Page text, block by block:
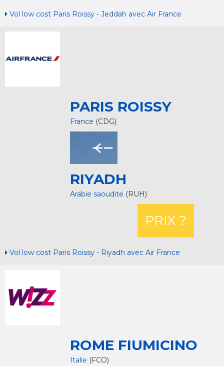
Vol low cost Paris Roissy - Jeddah avec Air France
PARIS ROISSY
France (CDG)
RIYADH
Arabie saoudite (RUH)
PRIX ?
Vol low cost Paris Roissy - Riyadh avec Air France
ROME FIUMICINO
Italie (FCO)